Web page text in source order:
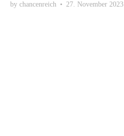
by chancenreich • 27. November 2023